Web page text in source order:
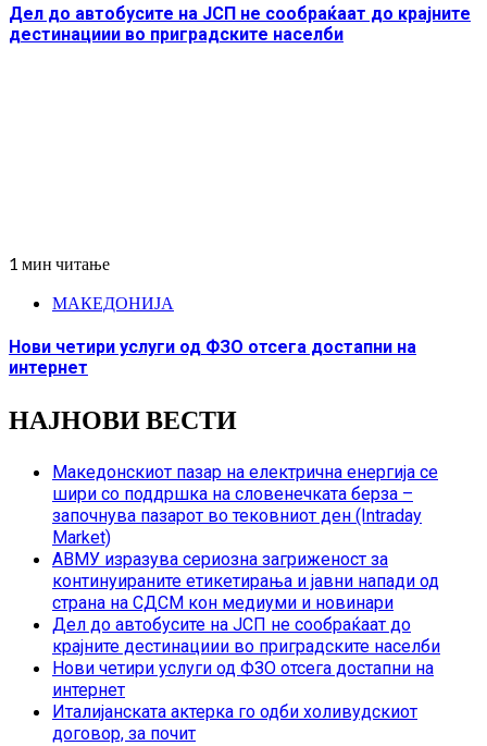
Дел до автобусите на ЈСП не сообраќаат до крајните
дестинациии во приградските населби
1 мин читање
МАКЕДОНИЈА
Нови четири услуги од ФЗО отсега достапни на
интернет
НАЈНОВИ ВЕСТИ
Македонскиот пазар на електрична енергија се
шири со поддршка на словенечката берза –
започнува пазарот во тековниот ден (Intraday
Market)
АВМУ изразува сериозна загриженост за
континуираните етикетирања и јавни напади од
страна на СДСМ кон медиуми и новинари
Дел до автобусите на ЈСП не сообраќаат до
крајните дестинациии во приградските населби
Нови четири услуги од ФЗО отсега достапни на
интернет
Италијанската актерка го одби холивудскиот
договор, за почит